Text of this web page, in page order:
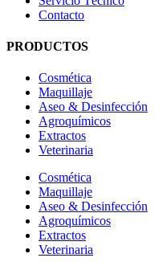
Contacto
PRODUCTOS
Cosmética
Maquillaje
Aseo & Desinfección
Agroquímicos
Extractos
Veterinaria
Cosmética
Maquillaje
Aseo & Desinfección
Agroquímicos
Extractos
Veterinaria